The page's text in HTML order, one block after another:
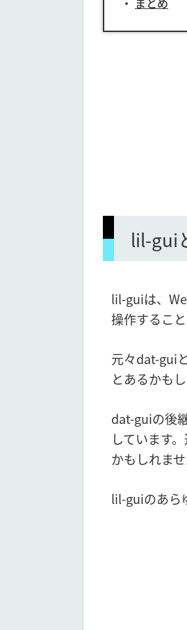
lil-gui
lil-guiは、
操作するこ
元々dat-gui
とあるかも
dat-guiの後
しています
かもしれませ
lil-guiのあら